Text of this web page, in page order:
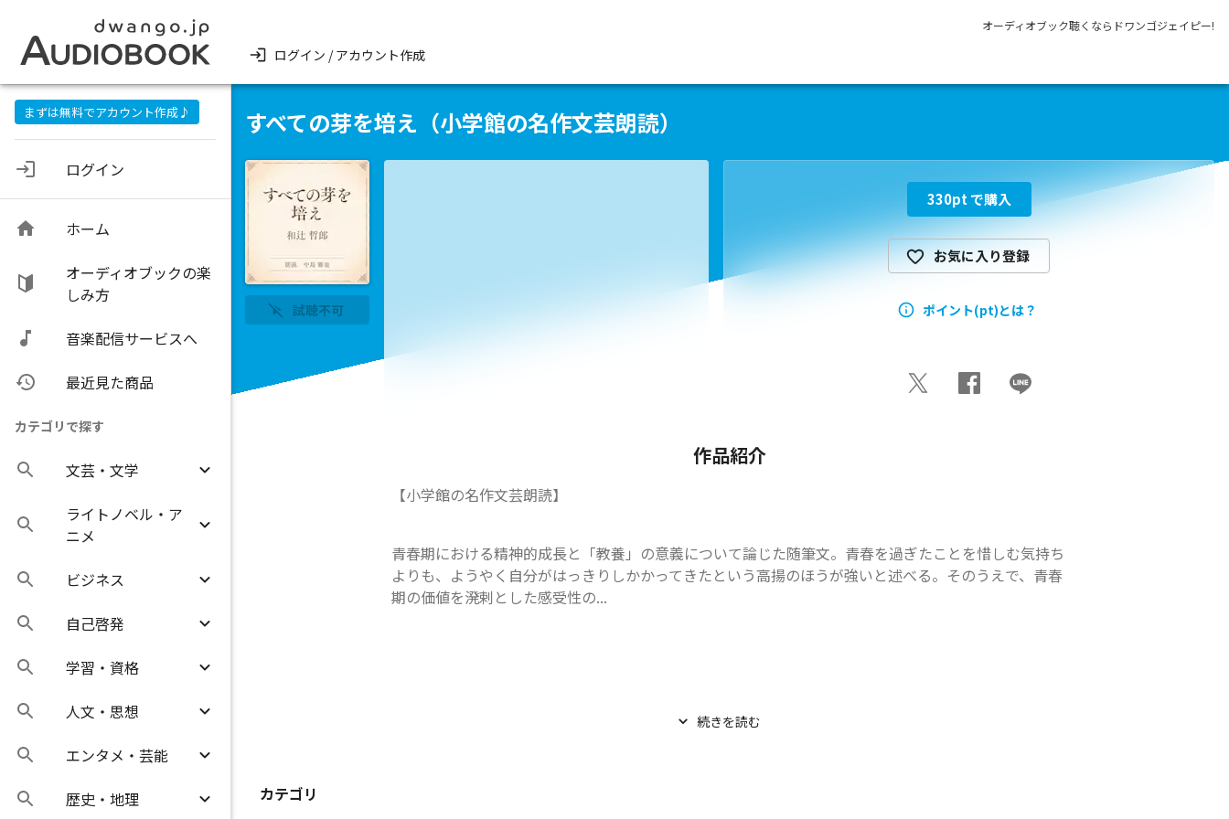
オーディオブック聴くならドワンゴジェイピー!
ログイン / アカウント作成
まずは無料でアカウント作成♪
ログイン
ホーム
オーディオブックの楽
しみ方
音楽配信サービスへ
最近見た商品
カテゴリで探す
文芸・文学
ライトノベル・ア
ニメ
ビジネス
自己啓発
学習・資格
人文・思想
エンタメ・芸能
歴史・地理
すべての芽を培え（小学館の名作文芸朗読）
試聴不可
330pt で購入
お気に入り登録
ポイント(pt)とは？
作品紹介
【小学館の名作文芸朗読】
青春期における精神的成長と「教養」の意義について論じた随筆文。青春を過ぎたことを惜しむ気持ち
よりも、ようやく自分がはっきりしかかってきたという高揚のほうが強いと述べる。そのうえで、青春
期の価値を溌剌とした感受性の...
続きを読む
カテゴリ